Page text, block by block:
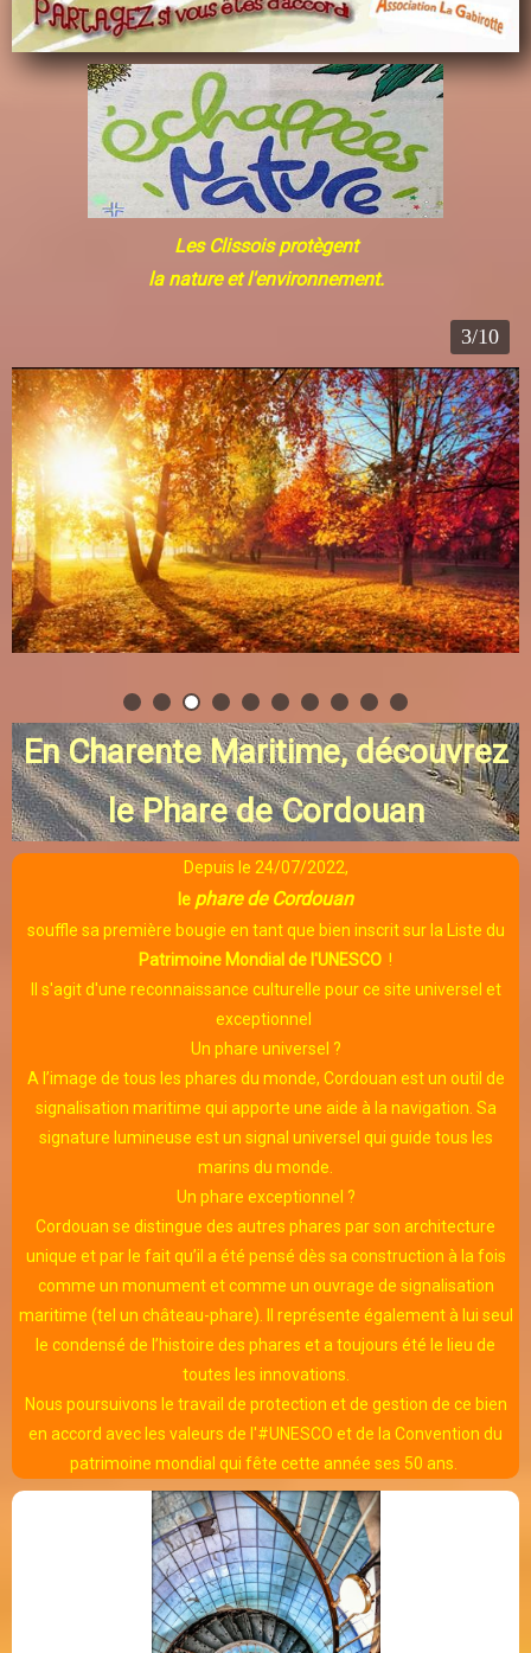
Les Clissois protègent
la nature et l'environnement.
3/10
En Charente Maritime, découvrez
le Phare de Cordouan
Depuis le 24/07/2022,
le phare de Cordouan
souffle sa première bougie en tant que bien inscrit sur la Liste du
Patrimoine Mondial de l'UNESCO !
Il s'agit d'une reconnaissance culturelle pour ce site universel et
exceptionnel
Un phare universel ?
A l’image de tous les phares du monde, Cordouan est un outil de
signalisation maritime qui apporte une aide à la navigation. Sa
signature lumineuse est un signal universel qui guide tous les
marins du monde.
Un phare exceptionnel ?
Cordouan se distingue des autres phares par son architecture
unique et par le fait qu’il a été pensé dès sa construction à la fois
comme un monument et comme un ouvrage de signalisation
maritime (tel un château-phare). Il représente également à lui seul
le condensé de l’histoire des phares et a toujours été le lieu de
toutes les innovations.
Nous poursuivons le travail de protection et de gestion de ce bien
en accord avec les valeurs de l'#UNESCO et de la Convention du
patrimoine mondial qui fête cette année ses 50 ans.